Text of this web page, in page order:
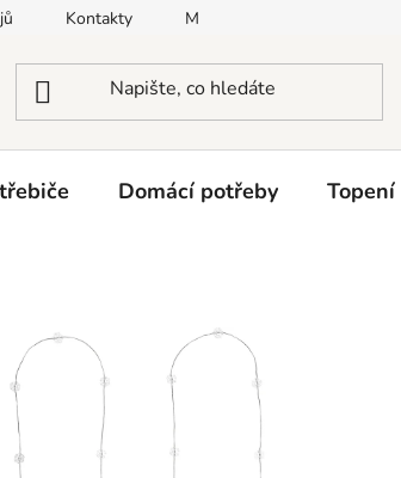
Kontakty Moje objednávka
Domácí potřeby Topení